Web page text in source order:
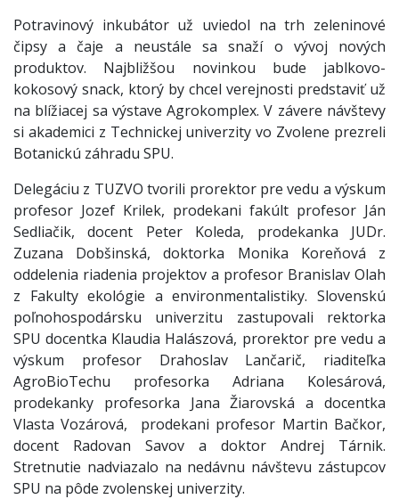
Potravinový inkubátor už uviedol na trh zeleninové
čipsy a čaje a neustále sa snaží o vývoj nových
produktov. Najbližšou novinkou bude jablkovo-
kokosový snack, ktorý by chcel verejnosti predstaviť už
na blížiacej sa výstave Agrokomplex. V závere návštevy
si akademici z Technickej univerzity vo Zvolene prezreli
Botanickú záhradu SPU.
Delegáciu z TUZVO tvorili prorektor pre vedu a výskum
profesor Jozef Krilek, prodekani fakúlt profesor Ján
Sedliačik, docent Peter Koleda, prodekanka JUDr.
Zuzana Dobšinská, doktorka Monika Koreňová z
oddelenia riadenia projektov a profesor Branislav Olah
z Fakulty ekológie a environmentalistiky. Slovenskú
poľnohospodársku univerzitu zastupovali rektorka
SPU docentka Klaudia Halászová, prorektor pre vedu a
výskum profesor Drahoslav Lančarič, riaditeľka
AgroBioTechu profesorka Adriana Kolesárová,
prodekanky profesorka Jana Žiarovská a docentka
Vlasta Vozárová, prodekani profesor Martin Bačkor,
docent Radovan Savov a doktor Andrej Tárnik.
Stretnutie nadviazalo na nedávnu návštevu zástupcov
SPU na pôde zvolenskej univerzity.